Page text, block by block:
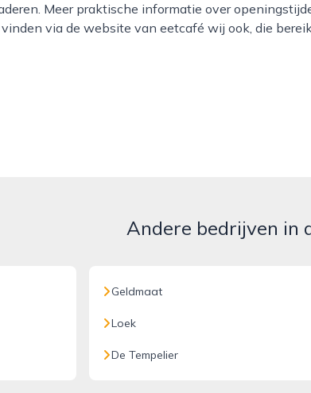
Meer praktische informatie over
via de website van eetcafé wij ook, die
Andere bedrijven in
Geldmaat
Loek
De Tempelier